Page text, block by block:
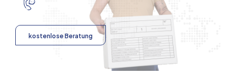
kostenlose Beratung